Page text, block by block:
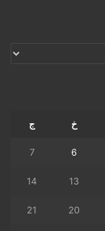
خ ج
6
7
13
14
20
21